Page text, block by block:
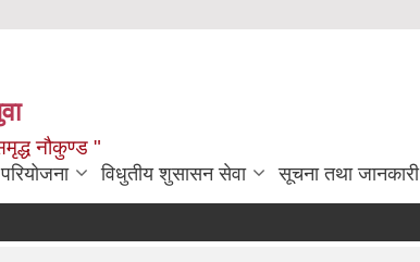
नौकुण्ड "
विधुतीय शुसासन सेवा सूचना तथा जानकारी